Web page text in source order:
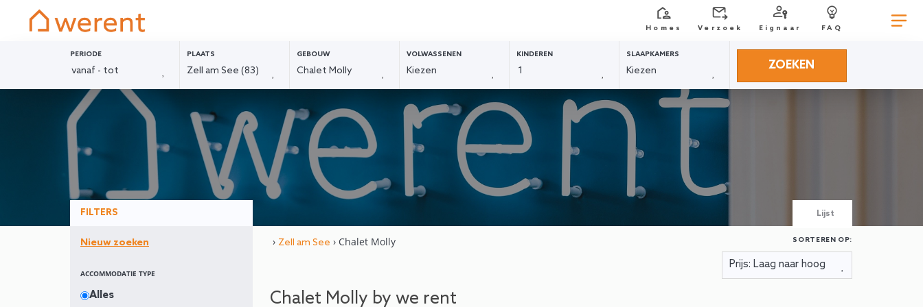
Homes Verzoek Eignaar FAQ
PERIODE PLAATS GEBOUW VOLWASSENEN KINDEREN SLAAPKAMERS
ZOEKEN
FILTERS
Nieuw zoeken
ACCOMMODATIE TYPE
Alles
Lijst
SORTEREN OP:
› Zell am See › Chalet Molly
Chalet Molly by we rent